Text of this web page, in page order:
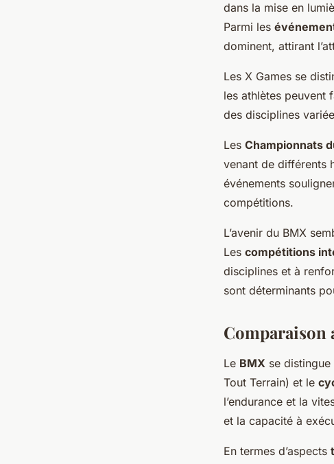
dans la mise en
Parmi les
dominent, attirant
Les X Games se
les athlètes peuvent
des disciplines
Les Championnats
venant de différents
événements
compétitions.
L’avenir du BMX
Les compétitions
disciplines et à
sont déterminants
Comparaison
Le BMX se
Tout Terrain) et le
l’endurance et la
et la capacité à
En termes d’aspects